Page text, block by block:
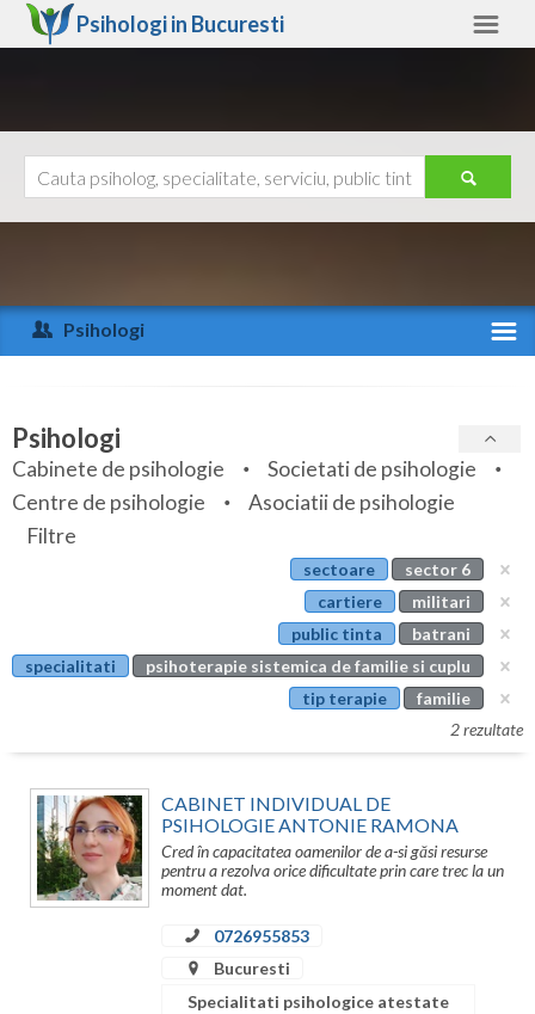
Psihologi in Bucuresti
Arad
Arges
Bihor
Bistrita-Nasaud
Botosani
Calarasi
Caras-Severin
Cluj
Ajutor
Psihologi
Specialitati
Servicii
Articole
Membri
Psihologi
Cabinete de psihologie
Societati de psihologie
Centre de psihologie
Asociatii de psihologie
Filtre
sectoare
sector 6
cartiere
militari
public tinta
batrani
specialitati
psihoterapie sistemica de familie si cuplu
tip terapie
familie
2 rezultate
CABINET INDIVIDUAL DE
PSIHOLOGIE ANTONIE RAMONA
Cred în capacitatea oamenilor de a-si găsi resurse
pentru a rezolva orice dificultate prin care trec la un
moment dat.
0726955853
Bucuresti
Specialitati psihologice atestate